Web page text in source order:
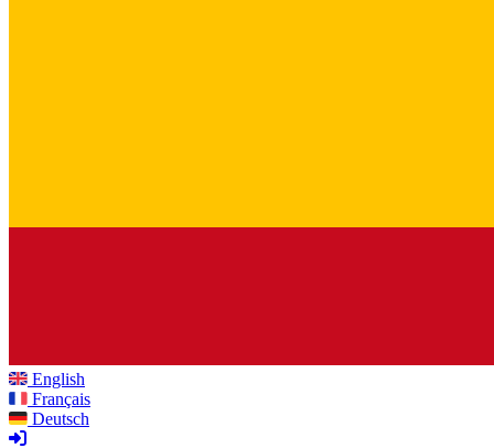
English
Français
Deutsch